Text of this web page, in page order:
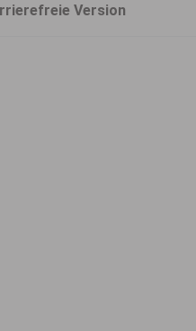
Version